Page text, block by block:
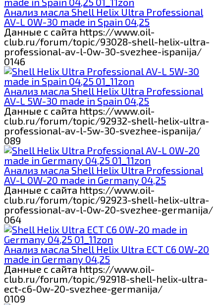
Анализ масла Shell Helix Ultra Professional
AV-L 0W-30 made in Spain 04,25
Данные с сайта https://www.oil-
club.ru/forum/topic/93028-shell-helix-ultra-
professional-av-l-0w-30-svezhee-ispanija/
0146
Анализ масла Shell Helix Ultra Professional
AV-L 5W-30 made in Spain 04,25
Данные с сайта https://www.oil-
club.ru/forum/topic/92932-shell-helix-ultra-
professional-av-l-5w-30-svezhee-ispanija/
089
Анализ масла Shell Helix Ultra Professional
AV-L 0W-20 made in Germany 04,25
Данные с сайта https://www.oil-
club.ru/forum/topic/92923-shell-helix-ultra-
professional-av-l-0w-20-svezhee-germanija/
064
Анализ масла Shell Helix Ultra ECT C6 0W-20
made in Germany 04,25
Данные с сайта https://www.oil-
club.ru/forum/topic/92918-shell-helix-ultra-
ect-c6-0w-20-svezhee-germanija/
0109